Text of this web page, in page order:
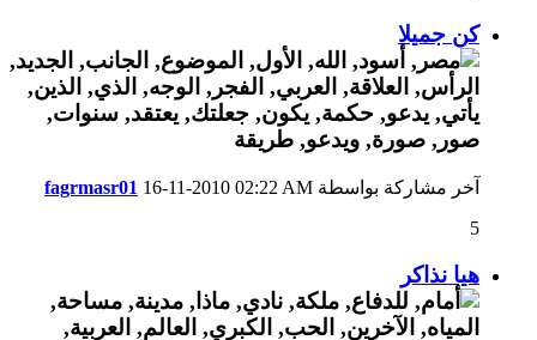
كن جميلا
آخر مشاركة بواسطة fagrmasr01 16-11-2010 02:22 AM
5
هيا نذاكر